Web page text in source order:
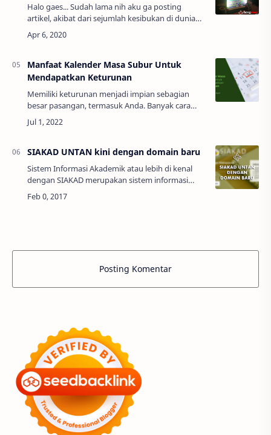
Halo gaes... Sudah lama nih aku ga posting
artikel, akibat dari sejumlah kesibukan di dunia
nyata (sok-sok an sibuk hehehe). Ohya saat ini ga
terasa kita sudah memasuki bulan suc…
Manfaat Kalender Masa Subur Untuk
Mendapatkan Keturunan
Memiliki keturunan menjadi impian sebagian
besar pasangan, termasuk Anda. Banyak cara
yang dilakukan pasangan suami istri untuk
mendapatkan keturunan yang sehat pada waktu
SIAKAD UNTAN kini dengan domain baru
Sistem Informasi Akademik atau lebih di kenal
dengan SIAKAD merupakan sistem informasi
akademik yang berbasis website untuk
Posting Komentar